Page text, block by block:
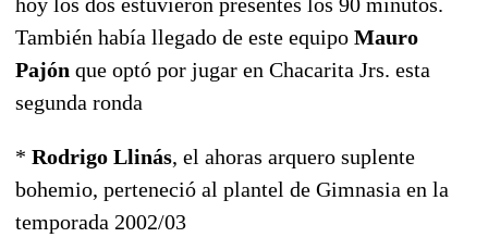
También había llegado de este equipo Mauro
Pajón que optó por jugar en Chacarita Jrs. esta
segunda ronda
* Rodrigo Llinás, el ahoras arquero suplente
bohemio, perteneció al plantel de Gimnasia en la
temporada 2002/03